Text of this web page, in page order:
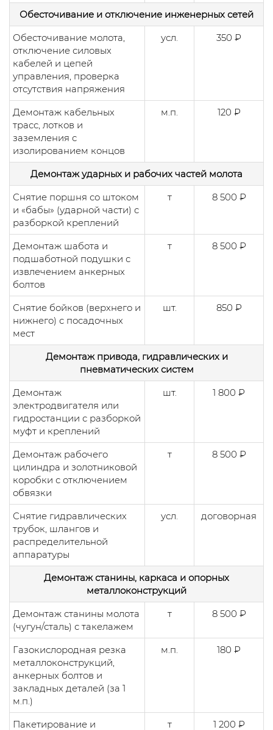
Обесточивание и отключение инженерных сетей
Обесточивание молота,
отключение силовых
кабелей и цепей
управления, проверка
отсутствия напряжения
усл. 350 ₽
Демонтаж кабельных
трасс, лотков и
заземления с
изолированием концов
м.п. 120 ₽
Демонтаж ударных и рабочих частей молота
Снятие поршня со штоком
и «бабы» (ударной части) с
разборкой креплений
т 8 500 ₽
Демонтаж шабота и
подшаботной подушки с
извлечением анкерных
болтов
т 8 500 ₽
Снятие бойков (верхнего и
нижнего) с посадочных
мест
шт. 850 ₽
Демонтаж привода, гидравлических и
пневматических систем
Демонтаж
электродвигателя или
гидростанции с разборкой
муфт и креплений
шт. 1 800 ₽
Демонтаж рабочего
цилиндра и золотниковой
коробки с отключением
обвязки
т 8 500 ₽
Снятие гидравлических
трубок, шлангов и
распределительной
аппаратуры
усл. договорная
Демонтаж станины, каркаса и опорных
металлоконструкций
Демонтаж станины молота
(чугун/сталь) с такелажем
т 8 500 ₽
Газокислородная резка
металлоконструкций,
анкерных болтов и
закладных деталей (за 1
м.п.)
м.п. 180 ₽
Пакетирование и т 1 200 ₽